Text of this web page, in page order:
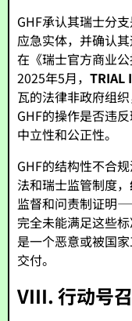
GHF承认其瑞士分
应急实体，并确认
在《瑞士官方商业
2025年5月，
瓦的法律非政府组
GHF的操作是否违
中立性和公正性。
GHF的结构性不合
法和瑞士监管制度，
监督和问责制证明
完全未能满足这些
是一个恶意或被国
交付。
VIII. 行动号召